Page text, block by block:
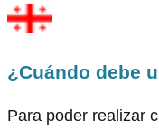
¿Cuándo debe
Para poder realizar